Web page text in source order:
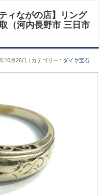
ィながの店】リング
（河内長野市 三日市
10月26日 カテゴリー : ダイヤ宝石